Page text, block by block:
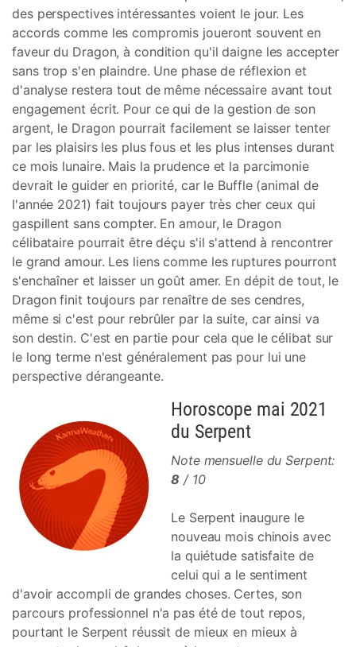
des perspectives intéressantes voient le jour. Les
accords comme les compromis joueront souvent en
faveur du Dragon, à condition qu'il daigne les accepter
sans trop s'en plaindre. Une phase de réflexion et
d'analyse restera tout de même nécessaire avant tout
engagement écrit. Pour ce qui de la gestion de son
argent, le Dragon pourrait facilement se laisser tenter
par les plaisirs les plus fous et les plus intenses durant
ce mois lunaire. Mais la prudence et la parcimonie
devrait le guider en priorité, car le Buffle (animal de
l'année 2021) fait toujours payer très cher ceux qui
gaspillent sans compter. En amour, le Dragon
célibataire pourrait être déçu s'il s'attend à rencontrer
le grand amour. Les liens comme les ruptures pourront
s'enchaîner et laisser un goût amer. En dépit de tout, le
Dragon finit toujours par renaître de ses cendres,
même si c'est pour rebrûler par la suite, car ainsi va
son destin. C'est en partie pour cela que le célibat sur
le long terme n'est généralement pas pour lui une
perspective dérangeante.
Horoscope mai 2021
du Serpent
Note mensuelle du Serpent:
8 / 10
Le Serpent inaugure le
nouveau mois chinois avec
la quiétude satisfaite de
celui qui a le sentiment
d'avoir accompli de grandes choses. Certes, son
parcours professionnel n'a pas été de tout repos,
pourtant le Serpent réussit de mieux en mieux à